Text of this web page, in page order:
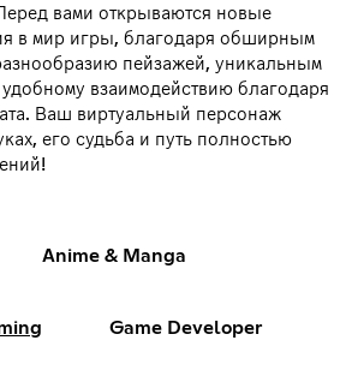
вами открываются новые
в мир игры, благодаря обширным
пейзажей, уникальным
взаимодействию благодаря
Ваш виртуальный персонаж
его судьба и путь полностью
Anime & Manga
Game Developer